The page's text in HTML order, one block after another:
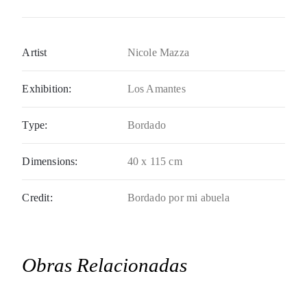
Artist Nicole Mazza
Exhibition: Los Amantes
Type: Bordado
Dimensions: 40 x 115 cm
Credit: Bordado por mi abuela
Obras Relacionadas